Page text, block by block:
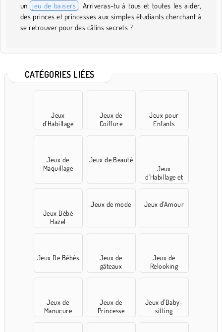
un jeu de baisers . Arriveras-tu à tous et toutes les aider,
des princes et princesses aux simples étudiants cherchant à
se retrouver pour des câlins secrets ?
CATÉGORIES LIÉES
Jeux
d'Habillage
Jeux de
Coiffure
Jeux pour
Enfants
Jeux de
Maquillage
Jeux de Beauté
Jeux
d'Habillage et
Accessoires
Jeux Bébé
Hazel
Jeux de mode Jeux d'Amour
Jeux De Bébés
Jeux de
gâteaux
Jeux de
Relooking
Jeux de
Manucure
Jeux de
Princesse
Jeux d'Baby-
sitting